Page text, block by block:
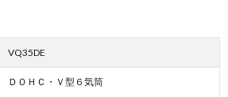
VQ35DE
ＤＯＨＣ・Ｖ型６気筒